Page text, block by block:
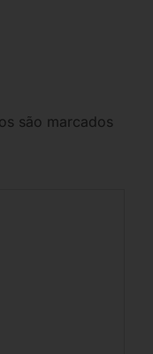
são marcados